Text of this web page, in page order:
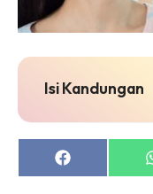
Dapatkan cerita,
Isi Kandungan
Share
on